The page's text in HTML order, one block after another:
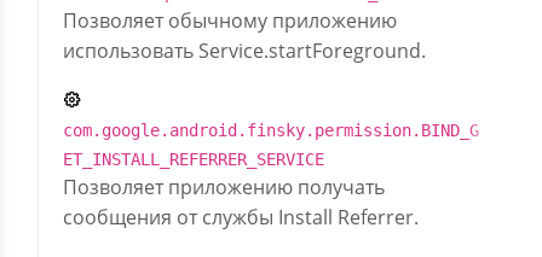
Позволяет обычному приложению
использовать Service.startForeground.
com.google.android.finsky.permission.BIND_G
ET_INSTALL_REFERRER_SERVICE
Позволяет приложению получать
сообщения от службы Install Referrer.